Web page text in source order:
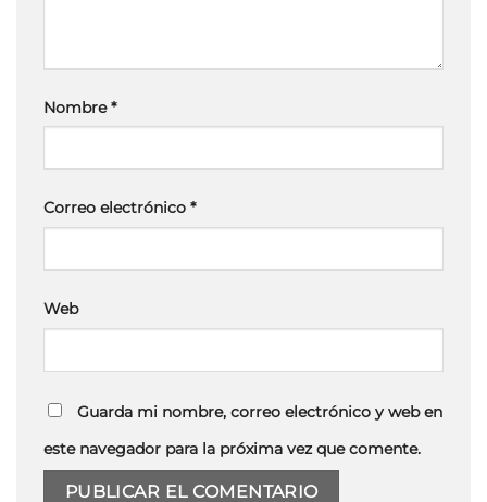
Nombre*
Correo electrónico *
Web
Guarda mi nombre, correo electrónico y web en
este navegador para la próxima vez que comente.